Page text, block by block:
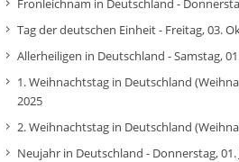
Fronleichnam in Deutschland -
Tag der deutschen Einheit - Freitag, 03.
Allerheiligen in Deutschland - Samstag,
1. Weihnachtstag in Deutschland
2025
2. Weihnachtstag in Deutschland
Neujahr in Deutschland - Donnerstag, 01.